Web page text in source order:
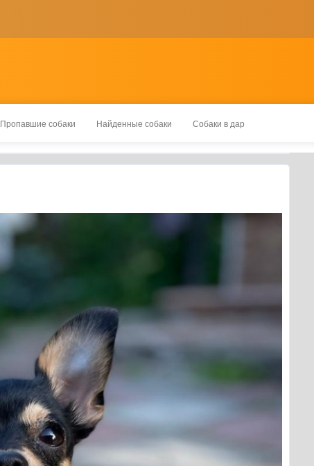
Пропавшие собаки Найденные собаки Собаки в дар